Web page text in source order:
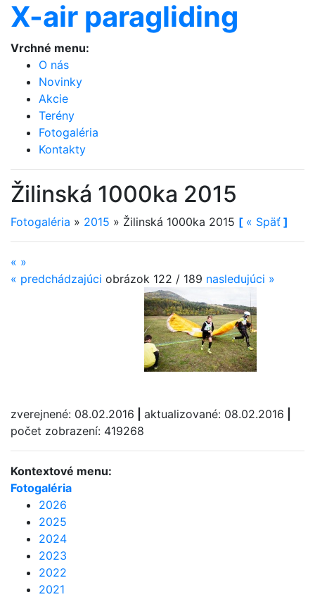
X-air paragliding
Vrchné menu:
O nás
Novinky
Akcie
Terény
Fotogaléria
Kontakty
Žilinská 1000ka 2015
Fotogaléria » 2015 » Žilinská 1000ka 2015 [ « Späť ]
« »
« predchádzajúci obrázok 122 / 189 nasledujúci »
zverejnené: 08.02.2016 aktualizované: 08.02.2016
počet zobrazení: 419268
Kontextové menu:
Fotogaléria
2026
2025
2024
2023
2022
2021